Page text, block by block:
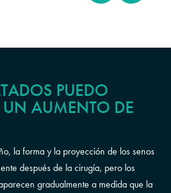
PUEDO
UN AUMENTO DE
la forma y la proyección de los senos
después de la cirugía, pero los
gradualmente a medida que la